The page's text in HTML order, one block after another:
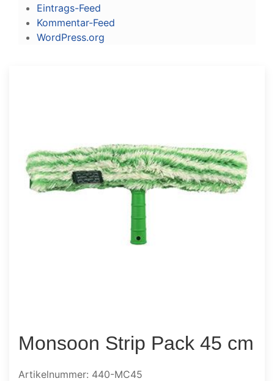
Eintrags-Feed
Kommentar-Feed
WordPress.org
Monsoon Strip Pack 45 cm
Artikelnummer: 440-MC45